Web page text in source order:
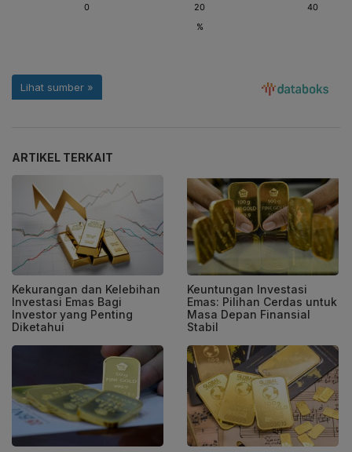
ARTIKEL TERKAIT
Kekurangan dan Kelebihan
Investasi Emas Bagi
Investor yang Penting
Diketahui
Keuntungan Investasi
Emas: Pilihan Cerdas untuk
Masa Depan Finansial
Stabil